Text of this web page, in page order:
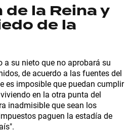
la Reina y
de la
a su nieto que no aprobará su
de acuerdo a las fuentes del
es imposible que puedan cumplir
en la otra punta del
inadmisible que sean los
paguen la estadía de